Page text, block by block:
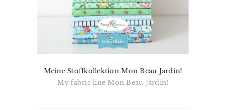
Meine Stoffkollektion Mon Beau Jardin!
My fabric line Mon Beau Jardin!